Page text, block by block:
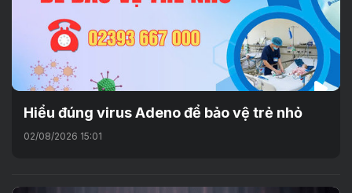
Hiểu đúng virus Adeno để bảo vệ trẻ nhỏ
02/08/2026 15:01